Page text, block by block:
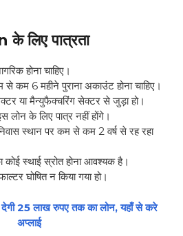
लिए पात्रता
होना चाहिए।
6 महीने पुराना अकाउंट होना चाहिए।
या मैन्युफैक्चरिंग सेक्टर से जुड़ा हो।
लोन के लिए पात्र नहीं होंगे।
स्थान पर कम से कम 2 वर्ष से रह रहा
स्थाई स्रोत होना आवश्यक है।
घोषित न किया गया हो।
25 लाख रुपए तक का लोन, यहाँ से करे
अप्लाई